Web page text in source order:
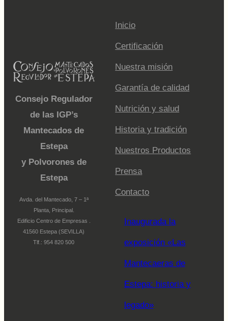
Consejo Regulador
de las IGP’s
Mantecados de
Estepa
y Polvorones de
Estepa
Avda. del Mantecado, 7 – 1ª
Planta, Principal.
Edificio Centro de Empresas .
41560 Estepa (SEVILLA)
Tlf.: 954 820 500
Inicio
Certificación
Nuestra misión
Garantía de calidad
Nutrición y salud
Historia y tradición
Nuestros Productos
Prensa
Contacto
Inaugurada la
exposición «Las
Mantecaeras de
Estepa: historia y
legado»